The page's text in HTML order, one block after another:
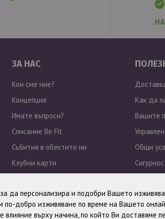
ЗА НАС
Кои сме ние?
Концепция
Имате въпроси?
Списание Be Fit
Събития в обектите ни
Клубни карти
Как да
Вашите
Общи
Новини
да персонализира и подобри Вашето
добро изживяване по време на Вашето
влияние върху начина, по който Ви доставяме